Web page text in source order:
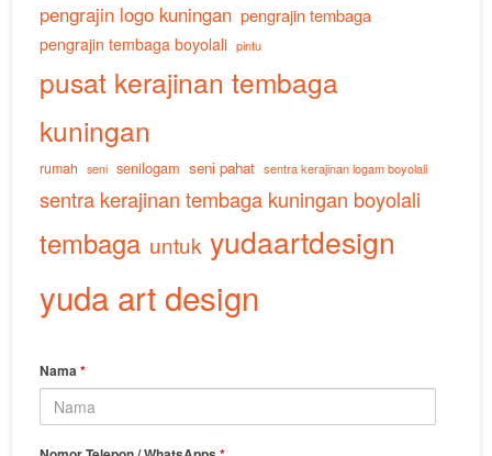
pengrajin logo kuningan pengrajin tembaga
pengrajin tembaga boyolali pintu
pusat kerajinan tembaga
kuningan
rumah seni senilogam seni pahat sentra kerajinan logam boyolali
sentra kerajinan tembaga kuningan boyolali
tembaga untuk yudaartdesign
yuda art design
Nama*